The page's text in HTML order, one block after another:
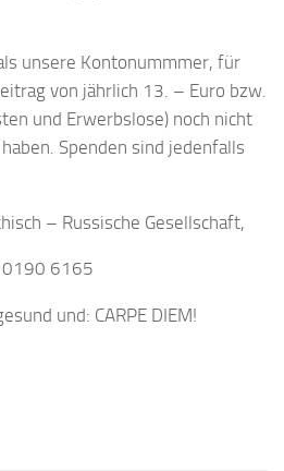
unsere Kontonummmer, für
von jährlich 13. – Euro bzw.
und Erwerbslose) noch nicht
Spenden sind jedenfalls
– Russische Gesellschaft,
0190 6165
und: CARPE DIEM!